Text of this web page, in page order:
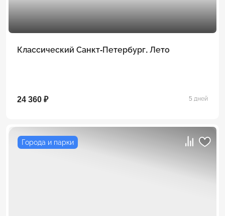
Классический Санкт-Петербург. Лето
24 360 ₽ 5 дней
Города и парки